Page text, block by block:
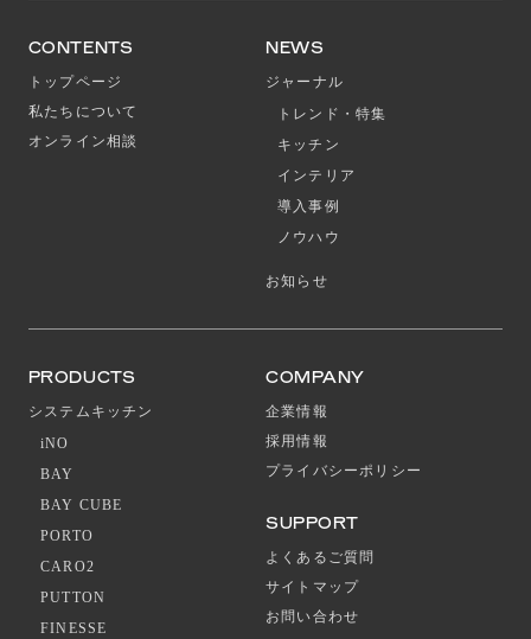
CONTENTS
トップページ
私たちについて
オンライン相談
NEWS
ジャーナル
トレンド・特集
キッチン
インテリア
導入事例
ノウハウ
お知らせ
PRODUCTS
システムキッチン
iNO
BAY
BAY CUBE
PORTO
CARO2
PUTTON
FINESSE
COMPANY
企業情報
採用情報
プライバシーポリシー
SUPPORT
よくあるご質問
サイトマップ
お問い合わせ